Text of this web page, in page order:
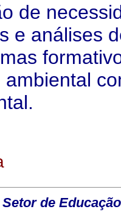
de
e análises
ambiental
Setor de